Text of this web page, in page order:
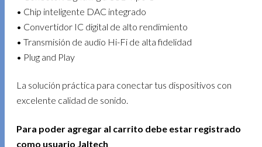
• Chip inteligente DAC integrado
• Convertidor IC digital de alto rendimiento
• Transmisión de audio Hi-Fi de alta fidelidad
• Plug and Play
La solución práctica para conectar tus dispositivos con
excelente calidad de sonido.
Para poder agregar al carrito debe estar registrado
como usuario Jaltech